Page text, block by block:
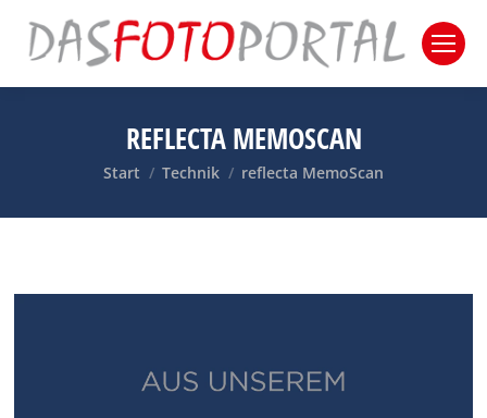
REFLECTA MEMOSCAN
Sie befinden sich hier:
Start Technik reflecta MemoScan